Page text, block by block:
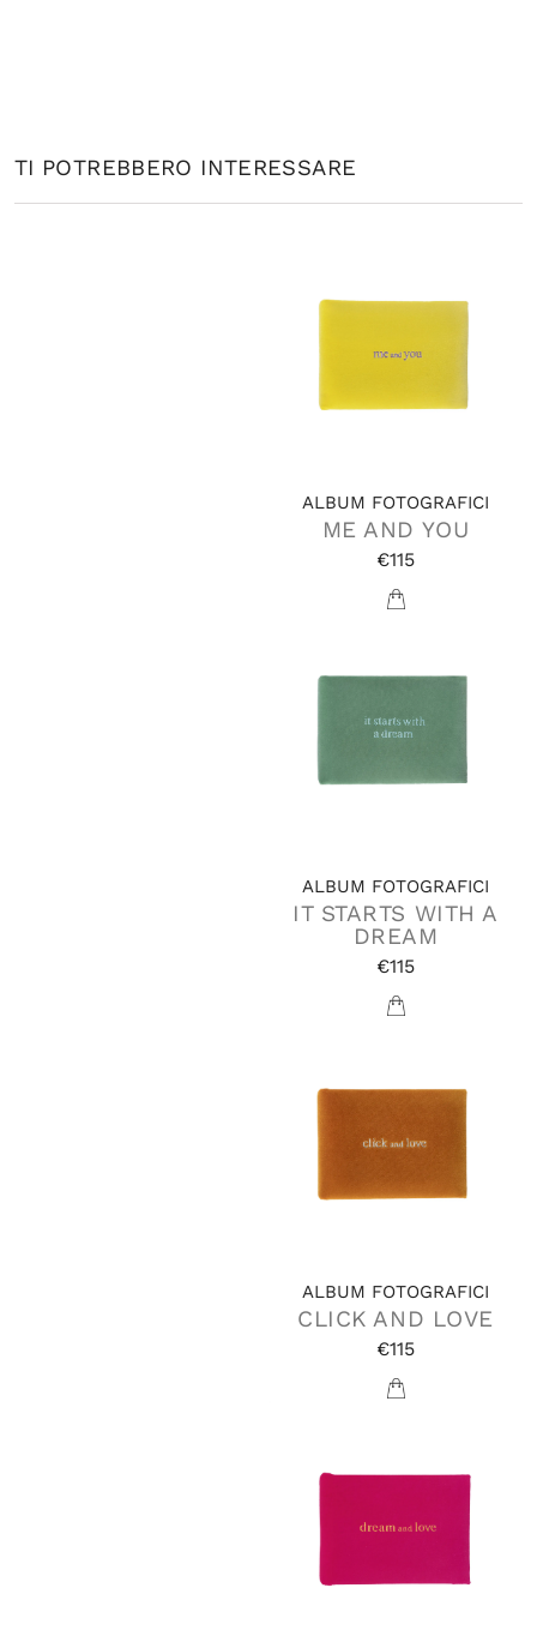
TI POTREBBERO INTERESSARE
ALBUM FOTOGRAFICI
ME AND YOU
€115
ALBUM FOTOGRAFICI
IT STARTS WITH A
DREAM
€115
ALBUM FOTOGRAFICI
CLICK AND LOVE
€115